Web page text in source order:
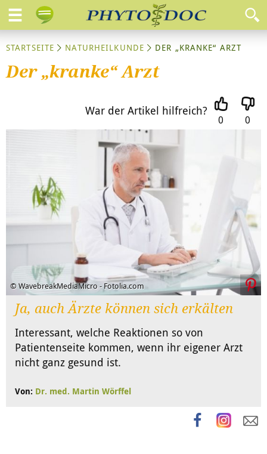
STARTSEITE NATURHEILKUNDE DER „KRANKE“ ARZT
Der „kranke“ Arzt
War der Artikel hilfreich?
0 0
© WavebreakMediaMicro - Fotolia.com
Ja, auch Ärzte können sich erkälten
Interessant, welche Reaktionen so von
Patientenseite kommen, wenn ihr eigener Arzt
nicht ganz gesund ist.
Von: Dr. med. Martin Wörffel